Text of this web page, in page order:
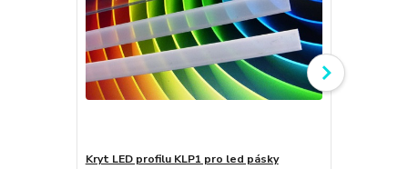
Kryt LED profilu KLP1 pro led pásky